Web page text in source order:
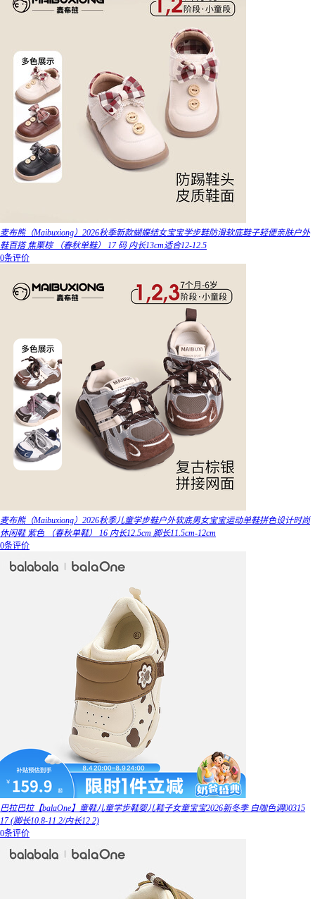
麦布熊（Maibuxiong）2026秋季新款蝴蝶结女宝宝学步鞋防滑软底鞋子轻便亲肤户外
鞋百搭 焦栗棕 （春秋单鞋） 17 码 内长13cm适合12-12.5
0条评价
麦布熊（Maibuxiong）2026秋季儿童学步鞋户外软底男女宝宝运动单鞋拼色设计时尚
休闲鞋 紫色 （春秋单鞋） 16 内长12.5cm 脚长11.5cm-12cm
0条评价
巴拉巴拉【balaOne】童鞋儿童学步鞋婴儿鞋子女童宝宝2026新冬季 白咖色调00315
17 (脚长10.8-11.2/内长12.2)
0条评价